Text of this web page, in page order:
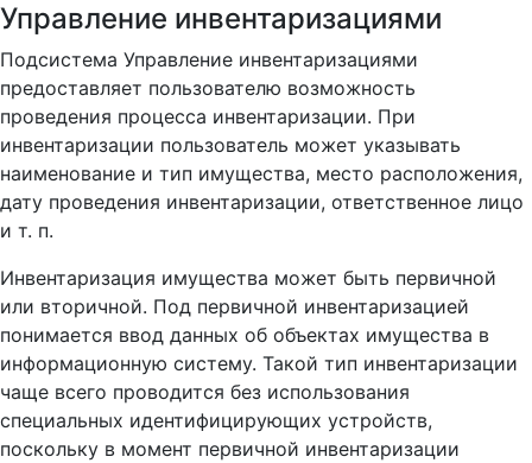
Управление инвентаризациями
Подсистема Управление инвентаризациями
предоставляет пользователю возможность
проведения процесса инвентаризации. При
инвентаризации пользователь может указывать
наименование и тип имущества, место расположения,
дату проведения инвентаризации, ответственное лицо
и т. п.
Инвентаризация имущества может быть первичной
или вторичной. Под первичной инвентаризацией
понимается ввод данных об объектах имущества в
информационную систему. Такой тип инвентаризации
чаще всего проводится без использования
специальных идентифицирующих устройств,
поскольку в момент первичной инвентаризации